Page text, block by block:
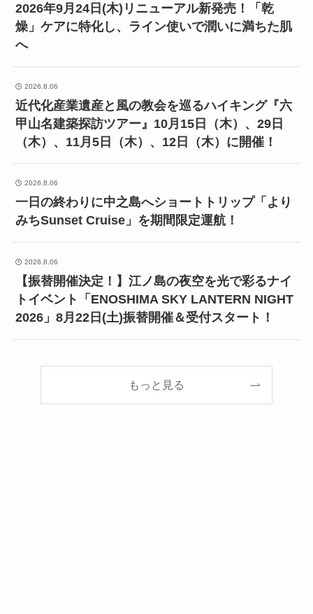
2026年9月24日(木)リニューアル新発売！「乾
燥」ケアに特化し、ライン使いで潤いに満ちた肌
へ
2026.8.06
近代化産業遺産と風の教会を巡るハイキング『六
甲山名建築探訪ツアー』10月15日（木）、29日
（木）、11月5日（木）、12日（木）に開催！
2026.8.06
一日の終わりに中之島へショートトリップ「より
みちSunset Cruise」を期間限定運航！
2026.8.06
【振替開催決定！】江ノ島の夜空を光で彩るナイ
トイベント「ENOSHIMA SKY LANTERN NIGHT
2026」8月22日(土)振替開催＆受付スタート！
もっと見る